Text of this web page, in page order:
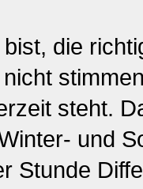
die
steht.
und
Stunde